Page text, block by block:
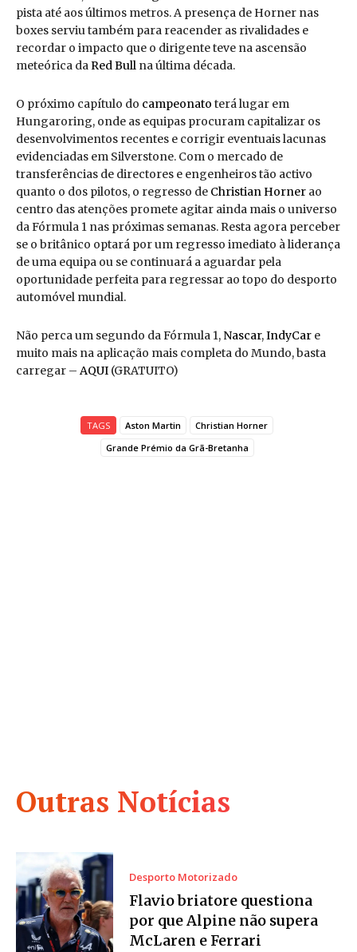
Outras Notícias
Desporto Motorizado
Flavio briatore questiona
por que Alpine não supera
McLaren e Ferrari
pista até aos últimos metros. A presença de Horner nas
boxes serviu também para reacender as rivalidades e
recordar o impacto que o dirigente teve na ascensão
meteórica daRed Bull na última década.
O próximo capítulo do campeonato terá lugar em
Hungaroring, onde as equipas procuram capitalizar os
desenvolvimentos recentes e corrigir eventuais lacunas
evidenciadas em Silverstone. Com o mercado de
transferências de directores e engenheiros tão activo
quanto o dos pilotos, o regresso de Christian Horner ao
centro das atenções promete agitar ainda mais o universo
da Fórmula 1 nas próximas semanas. Resta agora perceber
se o britânico optará por um regresso imediato à liderança
de uma equipa ou se continuará a aguardar pela
oportunidade perfeita para regressar ao topo do desporto
automóvel mundial.
Não perca um segundo da Fórmula 1, Nascar,IndyCar e
muito mais na aplicação mais completa do Mundo, basta
carregar – AQUI (GRATUITO)
TAGS Aston Martin
Christian Horner
Grande Prémio da Grã-Bretanha